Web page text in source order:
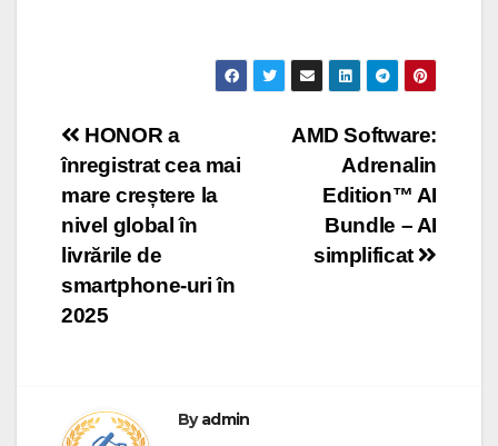
Post
navigation
AMD Software:
Adrenalin
Edition™ AI
Bundle – AI
simplificat
HONOR a
înregistrat cea mai
mare creștere la
nivel global în
livrările de
smartphone-uri în
2025
Byadmin